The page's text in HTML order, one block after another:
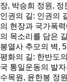
장, 박승희 정원,
인권의 길: 인권의
의 현장과 국가폭
의 목소리를 담은
봉열사 추모의 벽,
평화의 길: 한반도
국 통일운동의 발
수목원, 윤한봉 정